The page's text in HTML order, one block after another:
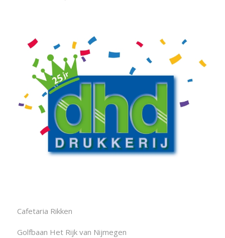
Cafetaria Rikken
Golfbaan Het Rijk van Nijmegen